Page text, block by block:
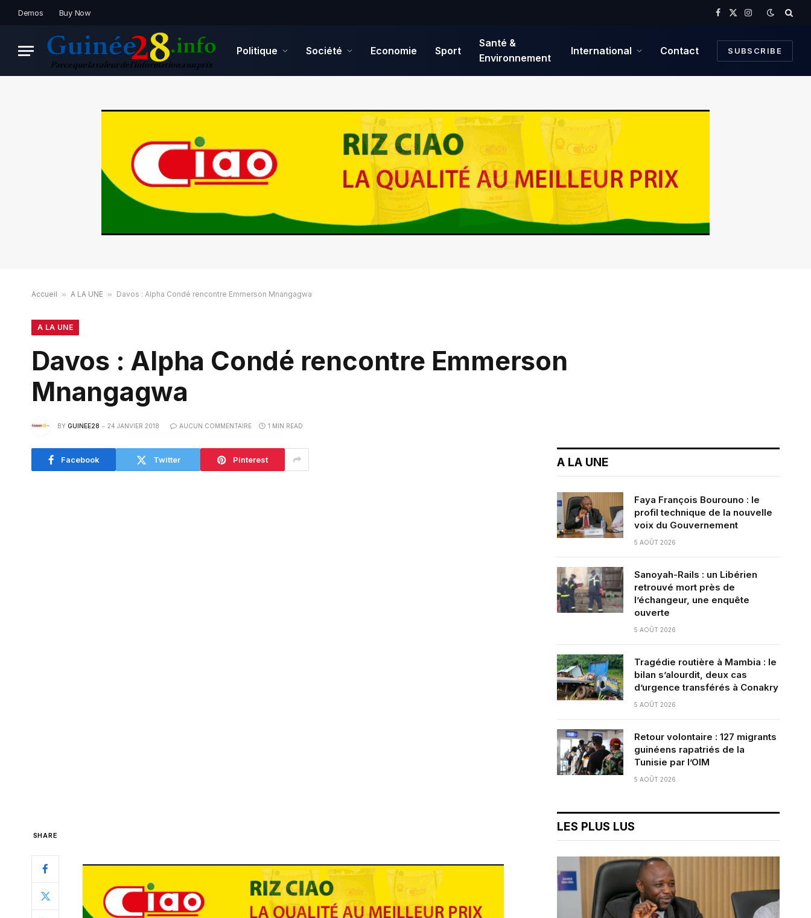
Demos Buy Now
Facebook
X
Instagram
Politique Société Economie Sport
Santé &
Environnement
International Contact SUBSCRIBE
Accueil » A LA UNE » Davos : Alpha Condé rencontre Emmerson Mnangagwa
A LA UNE
Davos : Alpha Condé rencontre Emmerson
Mnangagwa
BY GUINEE28 24 JANVIER 2018 AUCUN COMMENTAIRE 1 MIN READ
Facebook Twitter Pinterest
SHARE
A LA UNE
Faya François Bourouno : le
profil technique de la nouvelle
voix du Gouvernement
5 AOÛT 2026
Sanoyah-Rails : un Libérien
retrouvé mort près de
l’échangeur, une enquête
ouverte
5 AOÛT 2026
Tragédie routière à Mambia : le
bilan s’alourdit, deux cas
d’urgence transférés à Conakry
5 AOÛT 2026
Retour volontaire : 127 migrants
guinéens rapatriés de la
Tunisie par l’OIM
5 AOÛT 2026
LES PLUS LUS